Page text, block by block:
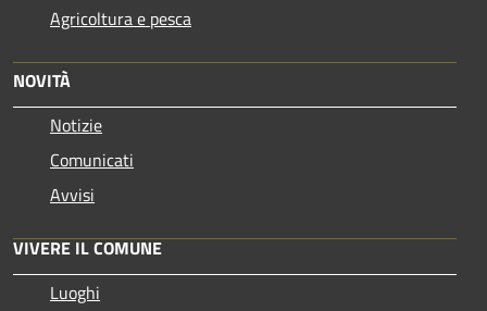
Agricoltura e pesca
NOVITÀ
Notizie
Comunicati
Avvisi
VIVERE IL COMUNE
Luoghi